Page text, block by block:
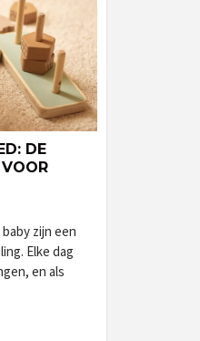
DE
zijn een
Elke dag
en als